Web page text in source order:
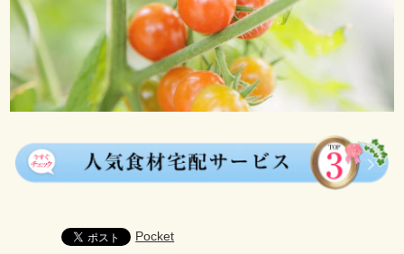
Pocket